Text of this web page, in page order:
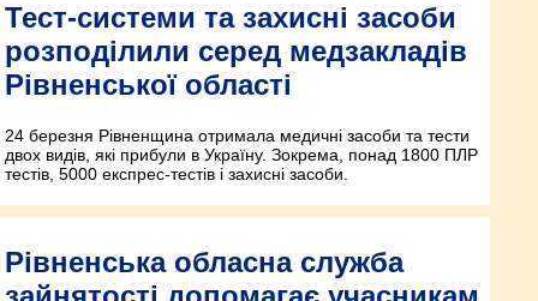
Тест-системи та захисні засоби
розподілили серед медзакладів
Рівненської області
24 березня Рівненщина отримала медичні засоби та тести
двох видів, які прибули в Україну. Зокрема, понад 1800 ПЛР
тестів, 5000 експрес-тестів і захисні засоби.
Рівненська обласна служба